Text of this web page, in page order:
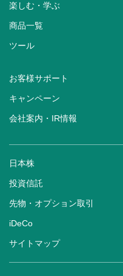
楽しむ・学ぶ
商品一覧
ツール
お客様サポート
キャンペーン
会社案内・IR情報
日本株
投資信託
先物・オプション取引
iDeCo
サイトマップ